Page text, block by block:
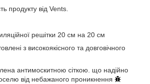
продукту від Vents.
решітки 20 см на 20 см
з високоякісного та довговічного
антимоскитною сіткою. що надійно
від небажаного проникнення